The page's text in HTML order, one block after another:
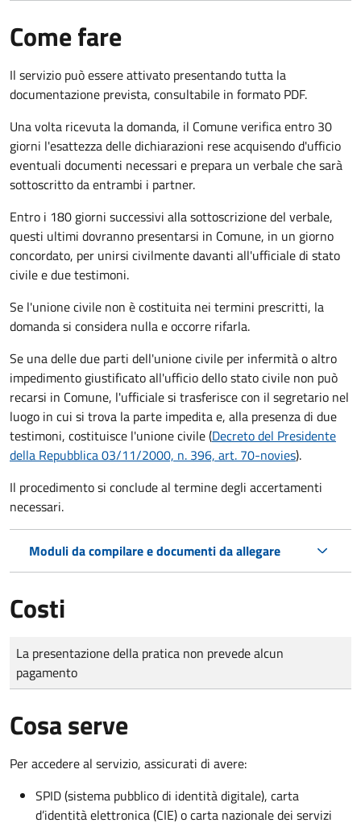
Come fare
Il servizio può essere attivato presentando tutta la
documentazione prevista, consultabile in formato PDF.
Una volta ricevuta la domanda, il Comune verifica entro 30
giorni l'esattezza delle dichiarazioni rese acquisendo d'ufficio
eventuali documenti necessari e prepara un verbale che sarà
sottoscritto da entrambi i partner.
Entro i 180 giorni successivi alla sottoscrizione del verbale,
questi ultimi dovranno presentarsi in Comune, in un giorno
concordato, per unirsi civilmentedavanti all'ufficiale di stato
civilee due testimoni.
Se l'unione civile non è costituita nei termini prescritti, la
domanda si considera nulla e occorre rifarla.
Se una delle due parti dell'unione civile per infermità o altro
impedimento giustificato all'ufficio dello stato civile non può
recarsi in Comune, l'ufficiale si trasferisce con il segretario nel
luogo in cui si trova la parte impedita e, alla presenza di due
testimoni, costituisce l'unione civile (Decreto del Presidente
della Repubblica 03/11/2000, n. 396, art. 70-novies).
Il procedimento si conclude al termine degli accertamenti
necessari.
Moduli da compilare e documenti da allegare
Costi
Tipo di pagamento
Importo
La presentazione della pratica non prevede alcun
pagamento
Cosa serve
Per accedere al servizio, assicurati di avere:
SPID (sistema pubblico di identità digitale), carta
d’identità elettronica (CIE) o carta nazionale dei servizi